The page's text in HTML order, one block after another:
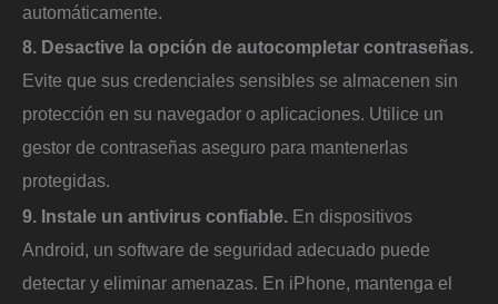
automáticamente.
8. Desactive la opción de autocompletar contraseñas.
Evite que sus credenciales sensibles se almacenen sin
protección en su navegador o aplicaciones. Utilice un
gestor de contraseñas aseguro para mantenerlas
protegidas.
9. Instale un antivirus confiable. En dispositivos
Android, un software de seguridad adecuado puede
detectar y eliminar amenazas. En iPhone, mantenga el